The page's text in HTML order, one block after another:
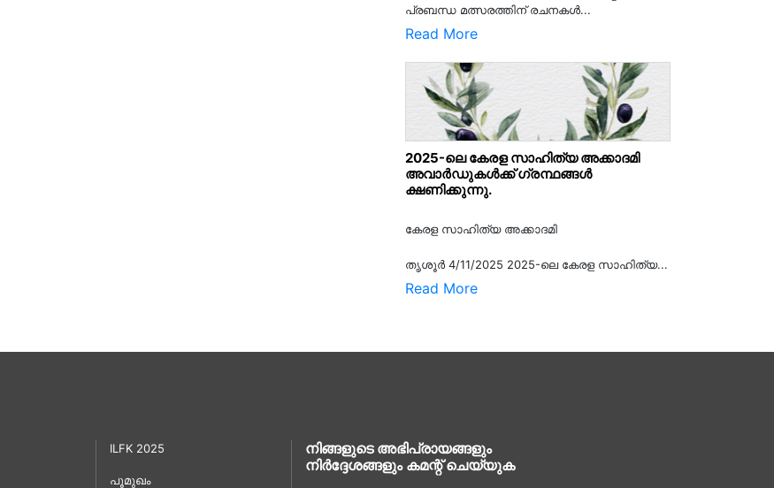
പ്രബന്ധ മത്സരത്തിന് രചനകൾ...
Read More
2025-ലെ കേരള സാഹിത്യ അക്കാദമി
അവാർഡുകൾക്ക് ഗ്രന്ഥങ്ങൾ
ക്ഷണിക്കുന്നു.
കേരള സാഹിത്യ അക്കാദമി
തൃശൂര്‍ 4/11/2025 2025-ലെ കേരള സാഹിത്യ...
Read More
ILFK 2025
പൂമുഖം
നിങ്ങളുടെ അഭിപ്രായങ്ങളും
നിർദ്ദേശങ്ങളും കമന്റ് ചെയ്യുക